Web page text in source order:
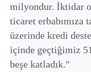
milyondur. İktidar
ticaret erbabımıza
üzerinde kredi
içinde geçtiğimiz
beşe katladık."